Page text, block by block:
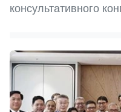
консультативного